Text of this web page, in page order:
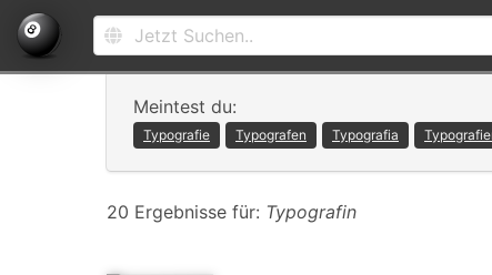
Meintest du:
Typografie Typografen Typografia
20 Ergebnisse für: Typografin